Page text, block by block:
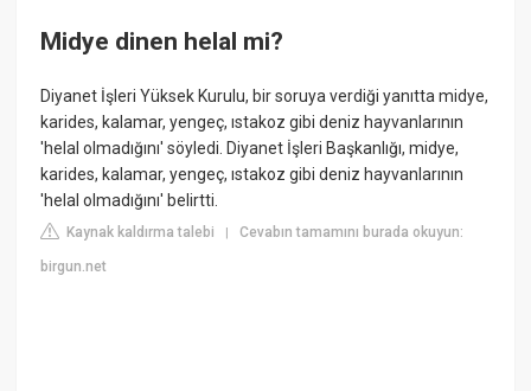
Midye dinen helal mi?
Diyanet İşleri Yüksek Kurulu, bir soruya verdiği yanıtta midye,
karides, kalamar, yengeç, ıstakoz gibi deniz hayvanlarının
'helal olmadığını' söyledi. Diyanet İşleri Başkanlığı, midye,
karides, kalamar, yengeç, ıstakoz gibi deniz hayvanlarının
'helal olmadığını' belirtti.
Kaynak kaldırma talebi |Cevabın tamamını burada okuyun:
birgun.net